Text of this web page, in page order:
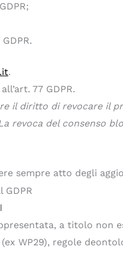
.
77 GDPR.
il diritto di revocare il
revoca del consenso
sempre atto degli
a titolo non
(ex WP29), regole